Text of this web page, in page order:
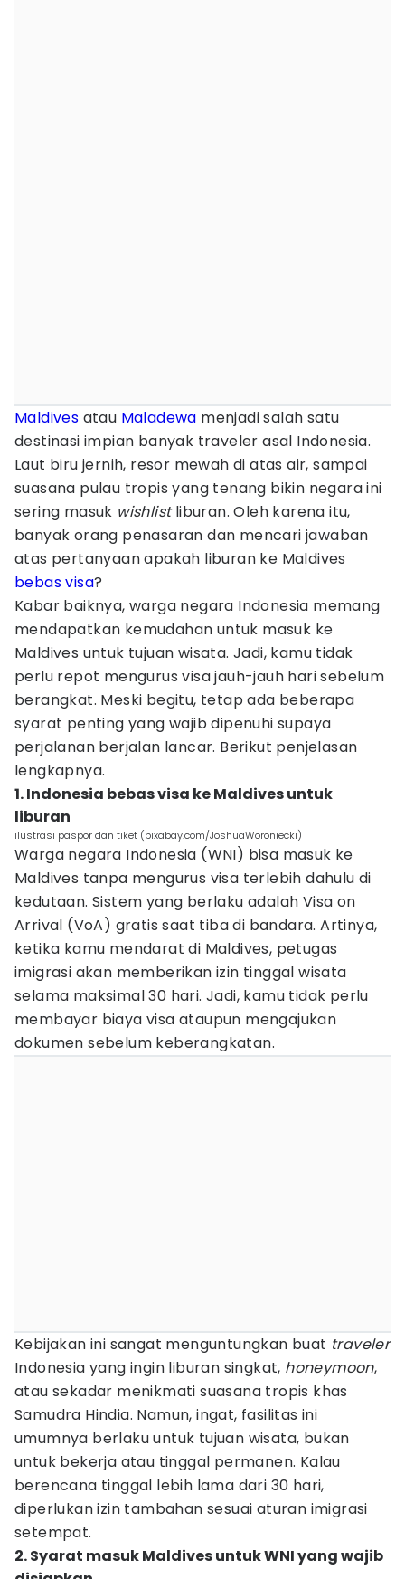
Maldives atau Maladewa menjadi salah satu
destinasi impian banyak traveler asal Indonesia.
Laut biru jernih, resor mewah di atas air, sampai
suasana pulau tropis yang tenang bikin negara ini
sering masuk wishlistliburan. Oleh karena itu,
banyak orang penasaran dan mencari jawaban
atas pertanyaan apakah liburan ke Maldives
bebas visa?
Kabar baiknya, warga negara Indonesia memang
mendapatkan kemudahan untuk masuk ke
Maldives untuk tujuan wisata. Jadi, kamu tidak
perlu repot mengurus visa jauh-jauh hari sebelum
berangkat. Meski begitu, tetap ada beberapa
syarat penting yang wajib dipenuhi supaya
perjalanan berjalan lancar. Berikut penjelasan
lengkapnya.
1. Indonesia bebas visa ke Maldives untuk
liburan
ilustrasi paspor dan tiket (pixabay.com/JoshuaWoroniecki)
Warga negara Indonesia (WNI) bisa masuk ke
Maldives tanpa mengurus visa terlebih dahulu di
kedutaan. Sistem yang berlaku adalah Visa on
Arrival (VoA) gratis saat tiba di bandara. Artinya,
ketika kamu mendarat di Maldives, petugas
imigrasi akan memberikan izin tinggal wisata
selama maksimal 30 hari. Jadi, kamu tidak perlu
membayar biaya visa ataupun mengajukan
dokumen sebelum keberangkatan.
Kebijakan ini sangat menguntungkan buat traveler
Indonesia yang ingin liburan singkat, honeymoon,
atau sekadar menikmati suasana tropis khas
Samudra Hindia. Namun, ingat, fasilitas ini
umumnya berlaku untuk tujuan wisata, bukan
untuk bekerja atau tinggal permanen. Kalau
berencana tinggal lebih lama dari 30 hari,
diperlukan izin tambahan sesuai aturan imigrasi
setempat.
2. Syarat masuk Maldives untuk WNI yang wajib